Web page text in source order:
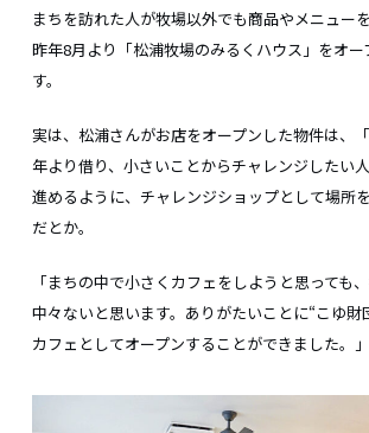
まちを訪れた人が牧場以外でも商品やメニュー
昨年8月より「松浦牧場のみるくハウス」をオー
す。
実は、松浦さんがお店をオープンした物件は、
年より借り、小さいことからチャレンジしたい
進めるように、チャレンジショップとして場所
だとか。
「まちの中で小さくカフェをしようと思っても
中々ないと思います。ありがたいことに“こゆ財
カフェとしてオープンすることができました。」